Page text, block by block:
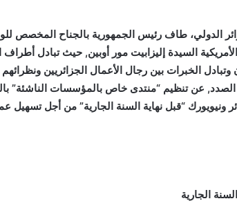
الطبعة ال53 لمعرض الجزائر الدولي، طاف رئيس الجمهورية بالجناح المخصص
السيدة إليزابيت مور أوبين, حيث تبادل أطراف
الخبرات بين رجال الأعمال الجزائريين ونظرائهم
عن تنظيم “منتدى خاص بالمؤسسات الناشئة”
“قبل نهاية السنة الجارية” من أجل تسهيل
الجارية